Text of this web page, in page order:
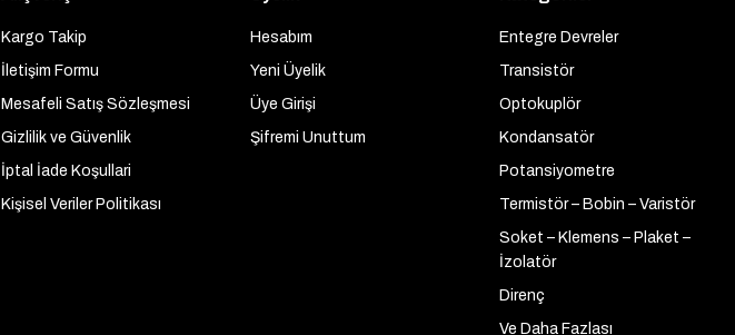
Kargo Takip
İletişim Formu
Mesafeli Satış Sözleşmesi
Gizlilik ve Güvenlik
İptal İade Koşullari
Kişisel Veriler Politikası
Hesabım
Yeni Üyelik
Üye Girişi
Şifremi Unuttum
Entegre Devreler
Transistör
Optokuplör
Kondansatör
Potansiyometre
Termistör – Bobin – Varistör
Soket – Klemens – Plaket –
İzolatör
Direnç
Ve Daha Fazlası